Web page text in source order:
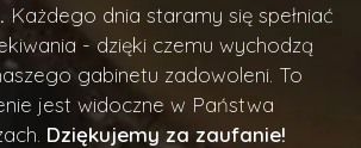
Każdego dnia staramy się spełniać
- dzięki czemu wychodzą
gabinetu zadowoleni. To
jest widoczne w Państwa
Dziękujemy za zaufanie!